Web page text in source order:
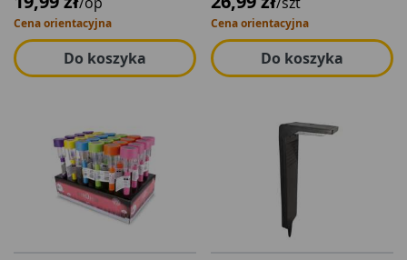
Cena orientacyjna
Do koszyka
Cena orientacyjna
Do koszyka